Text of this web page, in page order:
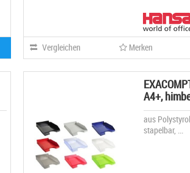
Vergleichen Merken
A4+,
aus
stapelbar, ...